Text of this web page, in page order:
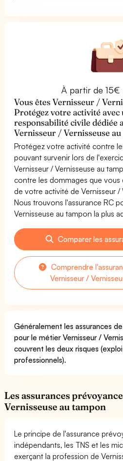
À partir de 15€
Vous êtes Vernisseur /
Protégez votre activité avec
responsabilité civile dédiée
Vernisseur / Vernisseuse
Protégez votre activité contre
pouvant survenir lors de
Vernisseur / Vernisseuse au
contre les dommages que vous
de votre activité de Vernisseur /
Nous trouvons l'assurance RC
Vernisseuse au tampon la plus
Comparer les
Comprendre
Vernisseur /
Généralement les assurances
pour le métier Vernisseur /
couvrent les deux risques
professionnels).
Les assurances
Vernisseuse au tampon
Le principe de l'assurance
indépendants, les TNS et les
exerçant la profession de